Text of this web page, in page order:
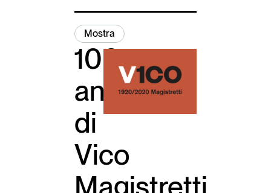
Mostra
100
anni
di
Vico
Magistretti